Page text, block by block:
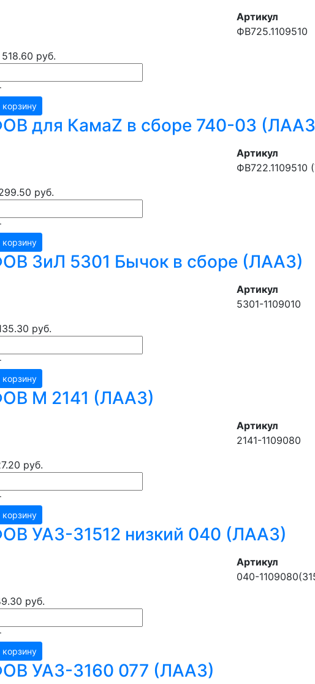
Артикул
ФВ725.1109510
518.60 руб.
корзину
для КамаZ в сборе 740-03
Артикул
ФВ722.1109510
руб.
корзину
ЗиЛ 5301 Бычок в сборе (ЛААЗ)
Артикул
5301-1109010
руб.
корзину
М 2141 (ЛААЗ)
Артикул
2141-1109080
руб.
корзину
УАЗ-31512 низкий 040 (ЛААЗ)
Артикул
040-
руб.
корзину
УАЗ-3160 077 (ЛААЗ)